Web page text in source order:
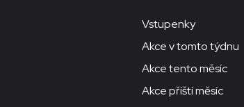
Vstupenky
Akce v tomto týdnu
Akce tento měsíc
Akce příští měsíc